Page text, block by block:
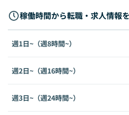
稼働時間から転職・求人情報
週1日~（週8時間~）
週2日~（週16時間~）
週3日~（週24時間~）